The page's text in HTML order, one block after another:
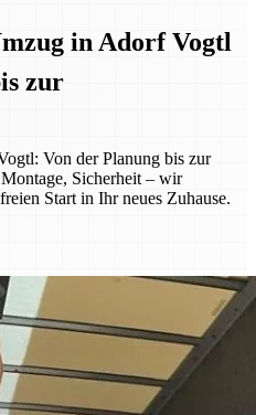
in Adorf Vogtl
zur
Von der Planung bis zur
Sicherheit – wir
Start in Ihr neues Zuhause.